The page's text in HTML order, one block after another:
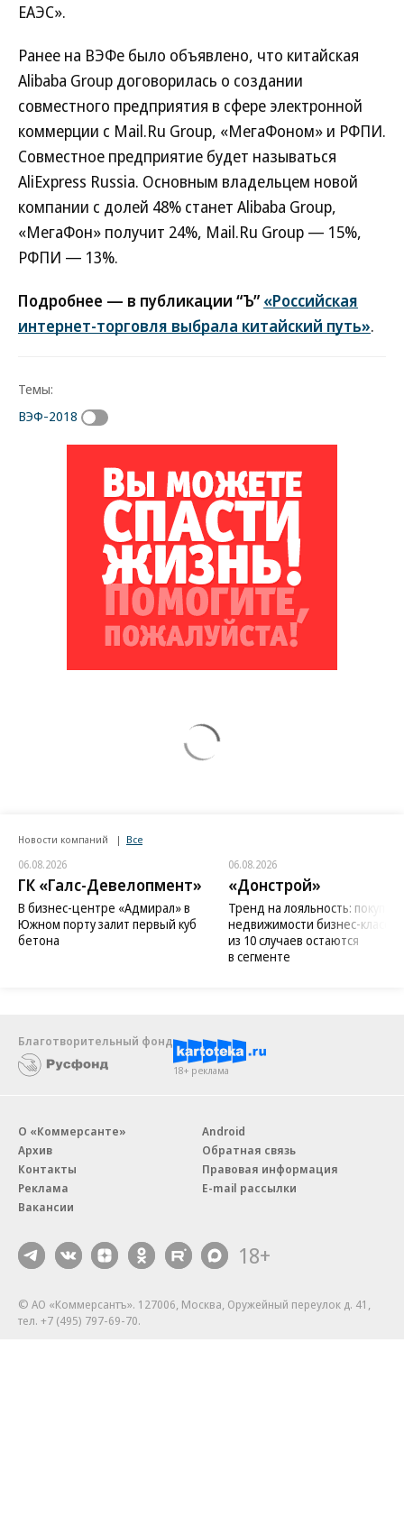
ЕАЭС».
Ранее на ВЭФе было объявлено, что китайская
Alibaba Group договорилась о создании
совместного предприятия в сфере электронной
коммерции с Mail.Ru Group, «МегаФоном» и РФПИ.
Совместное предприятие будет называться
AliExpress Russia. Основным владельцем новой
компании с долей 48% станет Alibaba Group,
«МегаФон» получит 24%, Mail.Ru Group — 15%,
РФПИ — 13%.
Подробнее — в публикации “Ъ” «Российская
интернет-торговля выбрала китайский путь».
Темы:
ВЭФ-2018
Новости компаний Все
06.08.2026
ГК «Галс-Девелопмент»
В бизнес-центре «Адмирал» в
Южном порту залит первый куб
бетона
06.08.2026
«Донстрой»
Тренд на лояльность:
недвижимости бизнес-класса
из 10 случаев остаются
в сегменте
Благотворительный фонд
18+ реклама
О «Коммерсанте»
Архив
Контакты
Реклама
Вакансии
Android
Обратная связь
Правовая информация
E-mail рассылки
18+
© АО «Коммерсантъ». 127006, Москва, Оружейный переулок д. 41,
тел. +7 (495) 797-69-70.